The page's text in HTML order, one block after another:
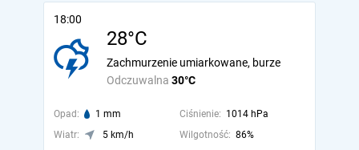
18:00
28°C
Odczuwalna 30°C
Zachmurzenie umiarkowane, burze
Opad: 1 mm Ciśnienie: 1014 hPa
Wiatr:
5 km/h Wilgotność: 86%